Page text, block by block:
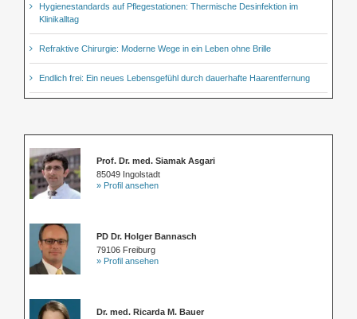
Hygienestandards auf Pflegestationen: Thermische Desinfektion im
Klinikalltag
Refraktive Chirurgie: Moderne Wege in ein Leben ohne Brille
Endlich frei: Ein neues Lebensgefühl durch dauerhafte Haarentfernung
Prof. Dr. med. Siamak Asgari
85049 Ingolstadt
» Profil ansehen
PD Dr. Holger Bannasch
79106 Freiburg
» Profil ansehen
Dr. med. Ricarda M. Bauer